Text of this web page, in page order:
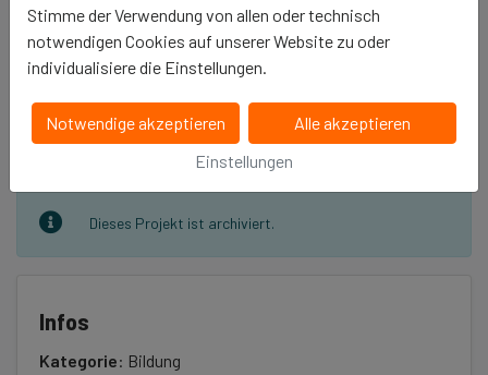
Stimme der Verwendung von allen oder technisch
notwendigen Cookies auf unserer Website zu oder
individualisiere die Einstellungen.
Notwendige akzeptieren
Alle akzeptieren
Einstellungen
Erzähle es deinen Freunden
𝕏
Dieses Projekt ist archiviert.
Infos
Kategorie: Bildung